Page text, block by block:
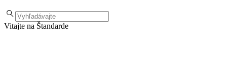
Vitajte na Štandarde